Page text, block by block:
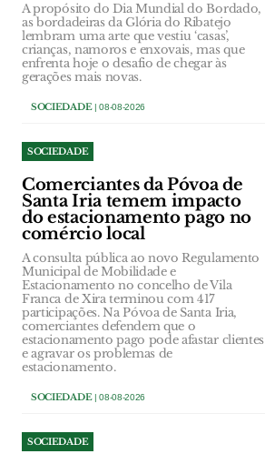
A propósito do Dia Mundial do Bordado,
as bordadeiras da Glória do Ribatejo
lembram uma arte que vestiu ‘casas’,
crianças, namoros e enxovais, mas que
enfrenta hoje o desafio de chegar às
gerações mais novas.
SOCIEDADE| 08-08-2026
SOCIEDADE
Comerciantes da Póvoa de
Santa Iria temem impacto
do estacionamento pago no
comércio local
A consulta pública ao novo Regulamento
Municipal de Mobilidade e
Estacionamento no concelho de Vila
Franca de Xira terminou com 417
participações. Na Póvoa de Santa Iria,
comerciantes defendem que o
estacionamento pago pode afastar clientes
e agravar os problemas de
estacionamento.
SOCIEDADE| 08-08-2026
SOCIEDADE